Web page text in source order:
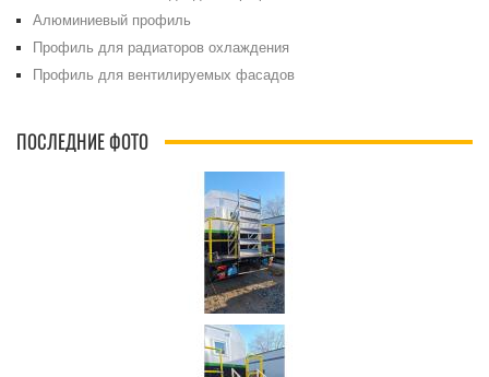
Алюминиевый профиль
Профиль для радиаторов охлаждения
Профиль для вентилируемых фасадов
ПОСЛЕДНИЕ ФОТО